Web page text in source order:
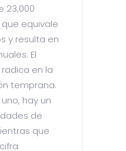
23,000
equivale
y resulta en
El
en la
temprana.
hay un
de
que